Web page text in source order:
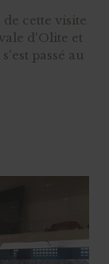
cette visite
d'Olite et
passé au